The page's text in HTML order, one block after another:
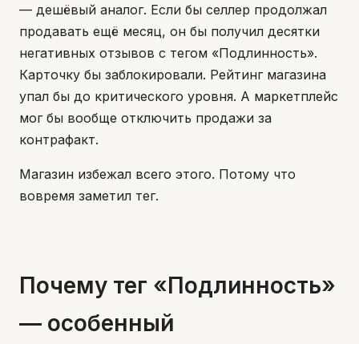
— дешёвый аналог. Если бы селлер продолжал
продавать ещё месяц, он бы получил десятки
негативных отзывов с тегом «Подлинность».
Карточку бы заблокировали. Рейтинг магазина
упал бы до критического уровня. А маркетплейс
мог бы вообще отключить продажи за
контрафакт.
Магазин избежал всего этого. Потому что
вовремя заметил тег.
Почему тег «Подлинность»
— особенный